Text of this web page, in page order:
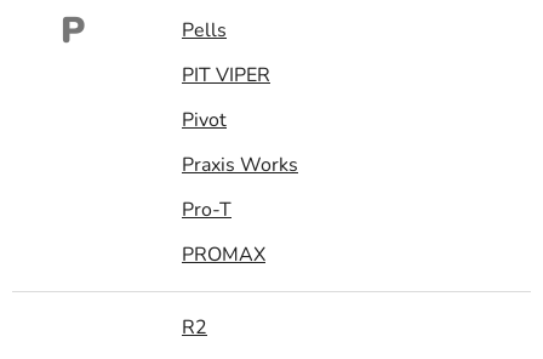
P
Pells
PIT VIPER
Pivot
Praxis Works
Pro-T
PROMAX
R2